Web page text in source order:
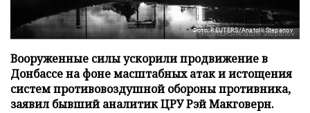
Фото: REUTERS/Anatolii Stepanov
Вооруженные силы ускорили продвижение в
Донбассе на фоне масштабных атак и истощения
систем противовоздушной обороны противника,
заявил бывший аналитик ЦРУ Рэй Макговерн.